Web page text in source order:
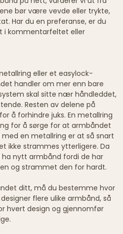
bør være vevde eller trykte,
Har du en preferanse, er du
i kommentarfeltet eller
eller et easylock-
handler om mer enn bare
skal sitte nær håndleddet,
Resten av delene på
å forhindre juks. En metallring
for å sørge for at armbåndet
en metallring er at så snart
ikke strammes ytterligere. Da
nytt armbånd fordi de har
og strammet den for hardt.
ditt, må du bestemme hvor
flere ulike armbånd, så
hvert design og gjennomfør